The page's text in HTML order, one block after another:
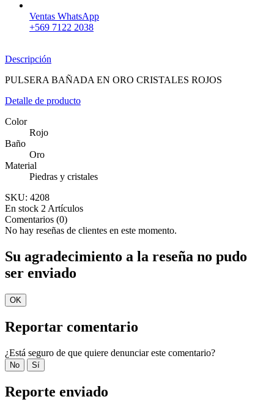
Ventas WhatsApp
+569 7122 2038
Descripción
PULSERA BAÑADA EN ORO CRISTALES ROJOS
Detalle de producto
Color
Rojo
Baño
Oro
Material
Piedras y cristales
SKU: 4208
En stock 2 Artículos
Comentarios (0)
No hay reseñas de clientes en este momento.
Su agradecimiento a la reseña no pudo
ser enviado
OK
Reportar comentario
¿Está seguro de que quiere denunciar este comentario?
No Sí
Reporte enviado